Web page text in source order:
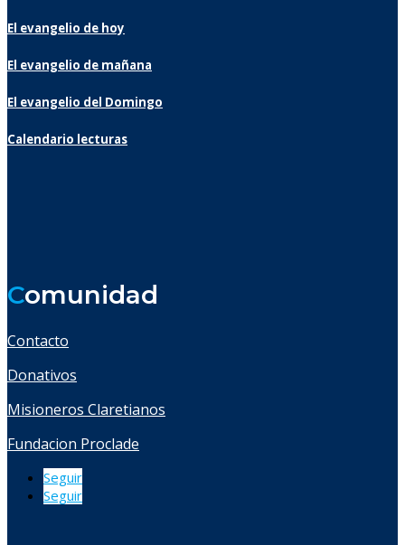
El evangelio de hoy
El evangelio de mañana
El evangelio del Domingo
Calendario lecturas
Comunidad
Contacto
Donativos
Misioneros Claretianos
Fundacion Proclade
Seguir
Seguir